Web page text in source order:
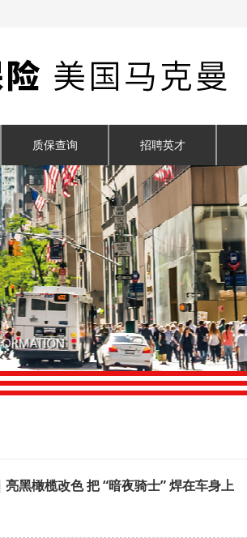
质保查询 招聘英才
黑橄榄改色 把 “暗夜骑士” 焊在车身上